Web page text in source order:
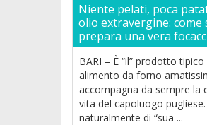
Niente pelati, poca
olio extravergine: come
prepara una vera
BARI – È “il” prodotto
alimento da forno
accompagna da sempre la
vita del capoluogo
naturalmente di “sua ...